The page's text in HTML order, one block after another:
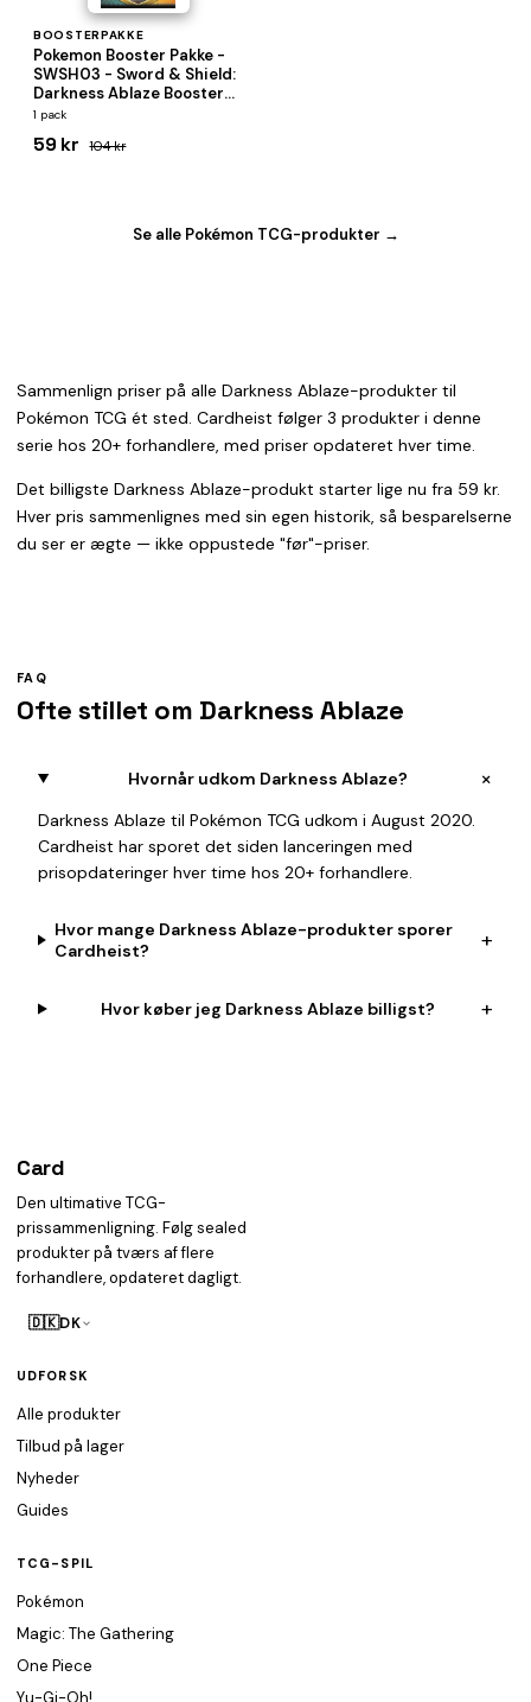
BOOSTERPAKKE
Pokemon Booster Pakke -
SWSH03 - Sword & Shield:
Darkness Ablaze Booster
Pack
1 pack
59 kr 104 kr
Se alle Pokémon TCG-produkter →
Sammenlign priser på alle Darkness Ablaze-produkter til
Pokémon TCG ét sted. Cardheist følger 3 produkter i denne
serie hos 20+ forhandlere, med priser opdateret hver time.
Det billigste Darkness Ablaze-produkt starter lige nu fra 59 kr.
Hver pris sammenlignes med sin egen historik, så besparelserne
du ser er ægte — ikke oppustede "før"-priser.
FAQ
Ofte stillet om Darkness Ablaze
Hvornår udkom Darkness Ablaze? +
Darkness Ablaze til Pokémon TCG udkom i August 2020.
Cardheist har sporet det siden lanceringen med
prisopdateringer hver time hos 20+ forhandlere.
Hvor mange Darkness Ablaze-produkter sporer
Cardheist?
+
Hvor køber jeg Darkness Ablaze billigst? +
Card
Den ultimative TCG-
prissammenligning. Følg sealed
produkter på tværs af flere
forhandlere, opdateret dagligt.
🇩🇰DK
UDFORSK
Alle produkter
Tilbud på lager
Nyheder
Guides
TCG-SPIL
Pokémon
Magic: The Gathering
One Piece
Yu-Gi-Oh!